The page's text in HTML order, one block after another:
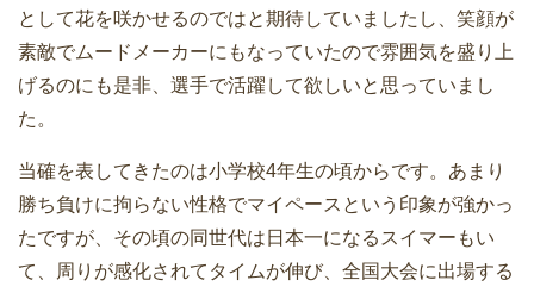
として花を咲かせるのではと期待していましたし、笑顔が
素敵でムードメーカーにもなっていたので雰囲気を盛り上
げるのにも是非、選手で活躍して欲しいと思っていまし
た。
当確を表してきたのは小学校4年生の頃からです。あまり
勝ち負けに拘らない性格でマイペースという印象が強かっ
たですが、その頃の同世代は日本一になるスイマーもい
て、周りが感化されてタイムが伸び、全国大会に出場する